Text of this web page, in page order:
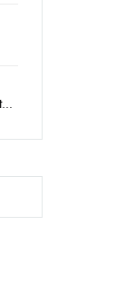
Torby papierowe – ich niesamowita historia